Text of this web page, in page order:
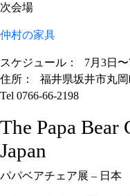
次会場
仲村の家具
スケジュール： 7月3日〜
住所： 福井県坂井市丸岡
Tel 0766-66-2198
The Papa
Japan
パパベアチェア展 – 日本